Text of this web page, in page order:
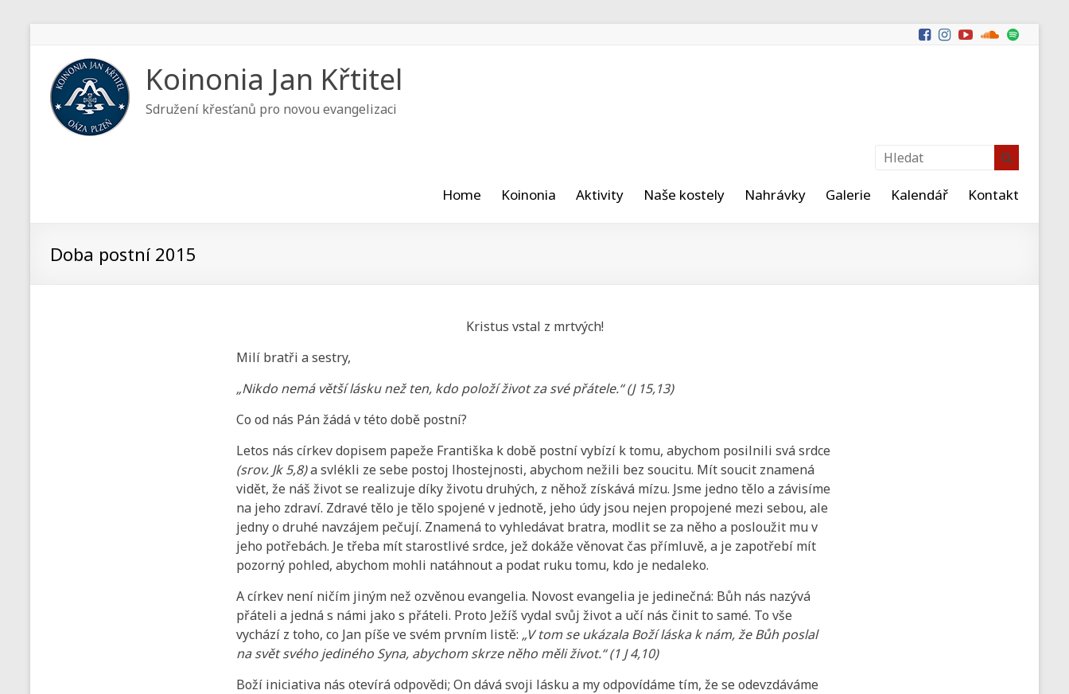
Koinonia Jan Křtitel
Sdružení křesťanů pro novou evangelizaci
Home Koinonia Aktivity Naše kostely Nahrávky Galerie Kalendář Kontakt
Doba postní 2015
Kristus vstal z mrtvých!
Milí bratři a sestry,
„Nikdo nemá větší lásku než ten, kdo položí život za své přátele.“ (J 15,13)
Co od nás Pán žádá v této době postní?
Letos nás církev dopisem papeže Františka k době postní vybízí k tomu, abychom posilnili svá srdce
(srov. Jk 5,8)a svlékli ze sebe postoj lhostejnosti, abychom nežili bez soucitu. Mít soucit znamená
vidět, že náš život se realizuje díky životu druhých, z něhož získává mízu. Jsme jedno tělo a závisíme
na jeho zdraví. Zdravé tělo je tělo spojené v jednotě, jeho údy jsou nejen propojené mezi sebou, ale
jedny o druhé navzájem pečují. Znamená to vyhledávat bratra, modlit se za něho a posloužit mu v
jeho potřebách. Je třeba mít starostlivé srdce, jež dokáže věnovat čas přímluvě, a je zapotřebí mít
pozorný pohled, abychom mohli natáhnout a podat ruku tomu, kdo je nedaleko.
A církev není ničím jiným než ozvěnou evangelia. Novost evangelia je jedinečná: Bůh nás nazývá
přáteli a jedná s námi jako s přáteli. Proto Ježíš vydal svůj život a učí nás činit to samé. To vše
vychází z toho, co Jan píše ve svém prvním listě: „V tom se ukázala Boží láska k nám, že Bůh poslal
na svět svého jediného Syna, abychom skrze něho měli život.“ (1 J 4,10)
Boží iniciativa nás otevírá odpovědi; On dává svoji lásku a my odpovídáme tím, že se odevzdáváme